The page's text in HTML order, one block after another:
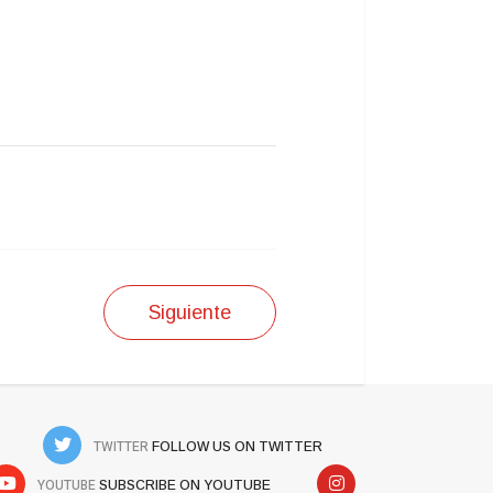
Siguiente
TWITTER FOLLOW US ON TWITTER
YOUTUBE SUBSCRIBE ON YOUTUBE